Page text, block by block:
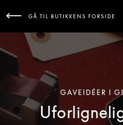
GÅ TIL BUTIKKENS FORSIDE
GAVEIDÉER I